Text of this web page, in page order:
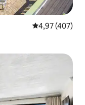
4,97 ud af 5 i
4,97 (407)